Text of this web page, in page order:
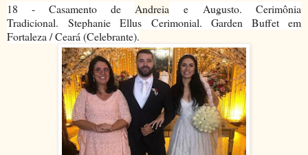
18 - Casamento de Andreia e Augusto. Cerimônia
Tradicional.Stephanie Ellus Cerimonial. Garden Buffet em
Fortaleza / Ceará (Celebrante).